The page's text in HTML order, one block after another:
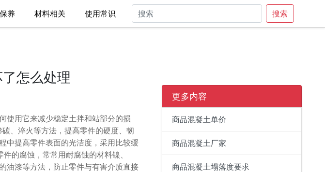
养 材料相关 使用常识 搜索
怎么处理
使用它来减少稳定土拌和站部分的损
、淬火等方法，提高零件的硬度、韧
中提高零件表面的光洁度，采用比较缓
的腐蚀，常常用耐腐蚀的材料镍、
油漆等方法，防止零件与有害介质直接
更多内容
商品混凝土单价
商品混凝土厂家
商品混凝土塌落度要求